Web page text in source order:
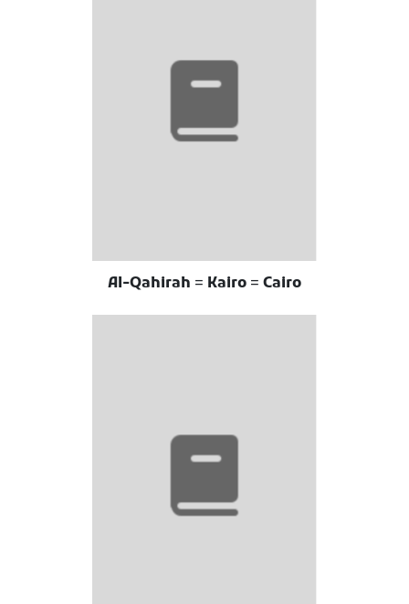
Al-Qahirah = Kairo = Cairo